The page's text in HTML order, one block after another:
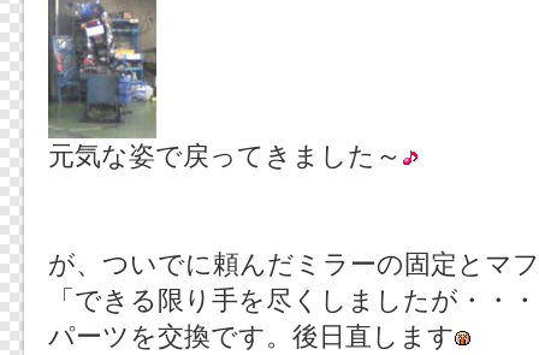
元気な姿で戻ってきました～
が、ついでに頼んだミラーの固定とマ
「できる限り手を尽くしましたが・・
パーツを交換です。後日直します